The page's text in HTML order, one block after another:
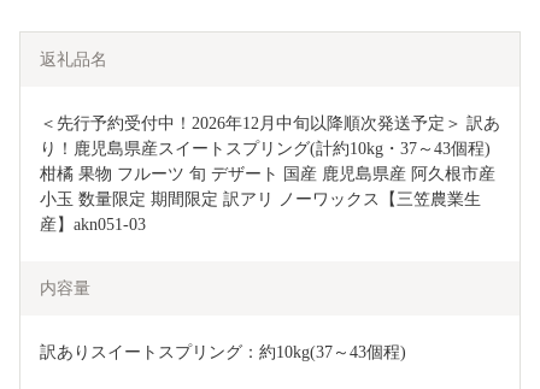
返礼品名
＜先行予約受付中！2026年12月中旬以降順次発送予定＞ 訳あ
り！鹿児島県産スイートスプリング(計約10kg・37～43個程)
柑橘 果物 フルーツ 旬 デザート 国産 鹿児島県産 阿久根市産
小玉 数量限定 期間限定 訳アリ ノーワックス【三笠農業生
産】akn051-03
内容量
訳ありスイートスプリング：約10kg(37～43個程)